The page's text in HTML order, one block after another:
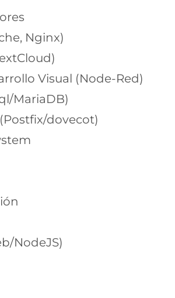
Nginx)
Visual (Node-Red)
MariaDB)
dovecot)
NodeJS)